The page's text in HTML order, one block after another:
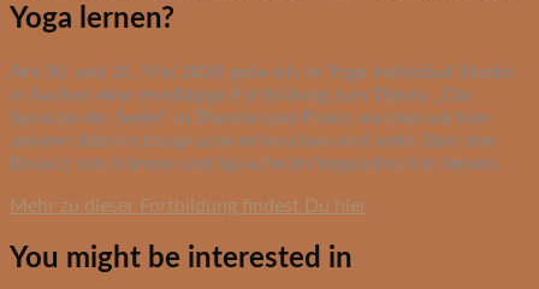
Yoga lernen?
Am 30. und 31. Mai 2020 gebe ich im Yoga Individual Studio
in Aachen eine zweitägige Fortbildung zum Thema „Die
Sprache der Seele“. In Theorie und Praxis werden wir hier
unsere Unterrichtssprache erforschen und mehr über den
Einsatz von Stimme und Sprache im Yogaunterricht lernen.
Mehr zu dieser Fortbildung findest Du hier.
You might be interested in